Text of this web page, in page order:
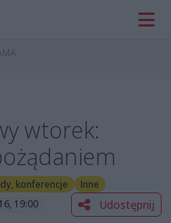
wtorek:
konferencje
Inne
19:00 Udostępnij